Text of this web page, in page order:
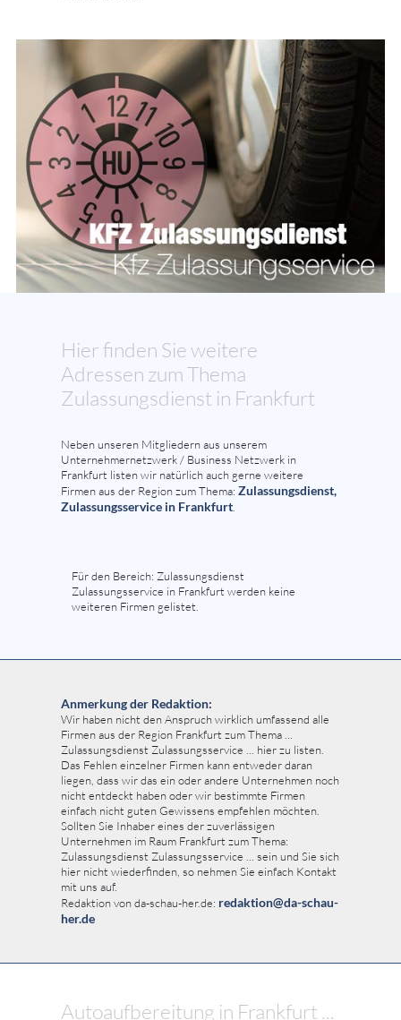
Hier finden Sie weitere
Adressen zum Thema
Zulassungsdienst in Frankfurt
Neben unseren Mitgliedern aus unserem
Unternehmernetzwerk / Business Netzwerk in
Frankfurt listen wir natürlich auch gerne weitere
Firmen aus der Region zum Thema: Zulassungsdienst,
Zulassungsservice in Frankfurt.
Für den Bereich: Zulassungsdienst
Zulassungsservice in Frankfurt werden keine
weiteren Firmen gelistet.
Anmerkung der Redaktion:
Wir haben nicht den Anspruch wirklich umfassend alle
Firmen aus der Region Frankfurt zum Thema ...
Zulassungsdienst Zulassungsservice ... hier zu listen.
Das Fehlen einzelner Firmen kann entweder daran
liegen, dass wir das ein oder andere Unternehmen noch
nicht entdeckt haben oder wir bestimmte Firmen
einfach nicht guten Gewissens empfehlen möchten.
Sollten Sie Inhaber eines der zuverlässigen
Unternehmen im Raum Frankfurt zum Thema:
Zulassungsdienst Zulassungsservice ... sein und Sie sich
hier nicht wiederfinden, so nehmen Sie einfach Kontakt
mit uns auf.
Redaktion von da-schau-her.de: redaktion@da-schau-
her.de
Autoaufbereitung in Frankfurt ...